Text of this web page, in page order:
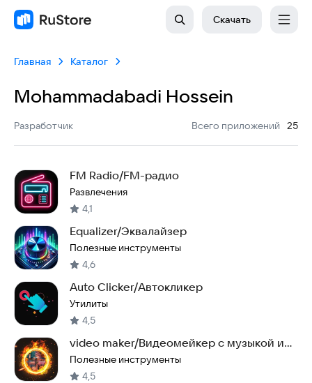
Скачать
Главная Каталог
Mohammadabadi Hossein
Разработчик Всего приложений
: 25
FM Radio/FM-радио
Развлечения
4,1
Equalizer/Эквалайзер
Полезные инструменты
4,6
Auto Clicker/Автокликер
Утилиты
4,5
video maker/Видеомейкер с музыкой и
фото
Полезные инструменты
4,5